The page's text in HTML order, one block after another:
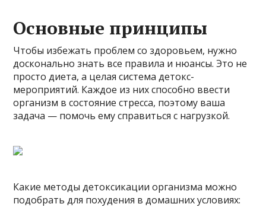
Основные принципы
Чтобы избежать проблем со здоровьем, нужно
досконально знать все правила и нюансы. Это не
просто диета, а целая система детокс-
мероприятий. Каждое из них способно ввести
организм в состояние стресса, поэтому ваша
задача — помочь ему справиться с нагрузкой.
Какие методы детоксикации организма можно
подобрать для похудения в домашних условиях: